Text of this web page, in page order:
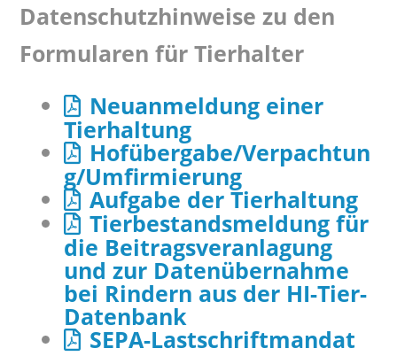
Datenschutzhinweise zu den
Formularen für Tierhalter
Neuanmeldung einer
Tierhaltung
Hofübergabe/Verpachtun
g/Umfirmierung
Aufgabe der Tierhaltung
Tierbestandsmeldung für
die Beitragsveranlagung
und zur Datenübernahme
bei Rindern aus der HI-Tier-
Datenbank
SEPA-Lastschriftmandat